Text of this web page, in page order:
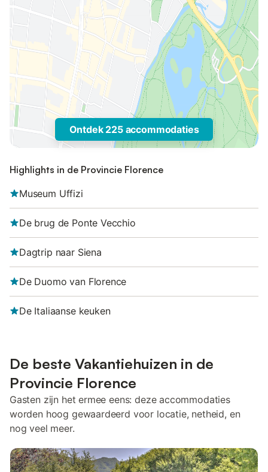
Ontdek 225 accommodaties
Highlights in de Provincie Florence
Museum Uffizi
De brug de Ponte Vecchio
Dagtrip naar Siena
De Duomo van Florence
De Italiaanse keuken
De beste Vakantiehuizen in de
Provincie Florence
Gasten zijn het ermee eens: deze accommodaties
worden hoog gewaardeerd voor locatie, netheid, en
nog veel meer.